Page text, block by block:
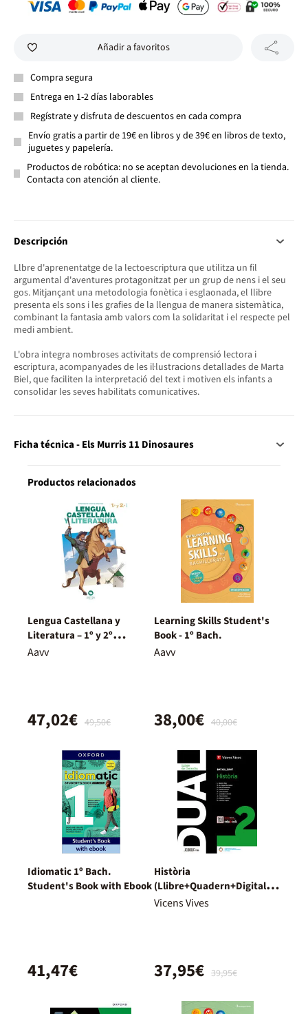
Añadir a favoritos
Compra segura
Entrega en 1-2 días laborables
Regístrate y disfruta de descuentos en cada compra
Envío gratis a partir de 19€ en libros y de 39€ en libros de texto,
juguetes y papelería.
Productos de robótica: no se aceptan devoluciones en la tienda.
Contacta con atención al cliente.
Descripción
Llbre d'aprenentatge de la lectoescriptura que utilitza un fil
argumental d'aventures protagonitzat per un grup de nens i el seu
gos. Mitjançant una metodologia fonètica i esglaonada, el llibre
presenta els sons i les grafies de la llengua de manera sistemàtica,
combinant la fantasia amb valors com la solidaritat i el respecte pel
medi ambient.
L'obra integra nombroses activitats de comprensió lectora i
escriptura, acompanyades de les il·lustracions detallades de Marta
Biel, que faciliten la interpretació del text i motiven els infants a
consolidar les seves habilitats comunicatives.
Ficha técnica - Els Murris 11 Dinosaures
Productos relacionados
Lengua Castellana y
Literatura – 1º y 2º
Bachillerato – Nuevo
Aavv
49,50€
47,02€
Learning Skills Student's
Book - 1º Bach.
Aavv
40,00€
38,00€
Idiomatic 1º Bach.
Student's Book with Ebook
41,47€
Història
(Llibre+Quadern+Digital)
Dual
Vicens Vives
39,95€
37,95€